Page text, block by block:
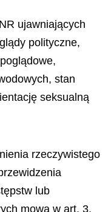
ujawniających
polityczne,
stan
seksualną
rzeczywistego
lub
mowa w art. 3,